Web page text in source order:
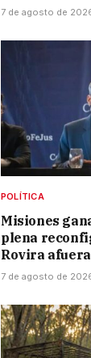
7 de agosto de
POLÍTICA
Misiones
plena
Rovira afuera
7 de agosto de